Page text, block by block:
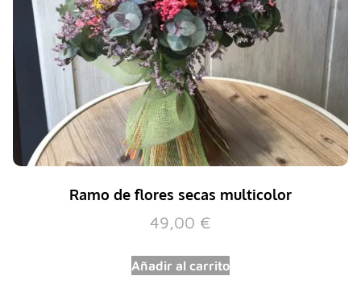
Ramo de flores secas multicolor
49,00 €
Añadir al carrito